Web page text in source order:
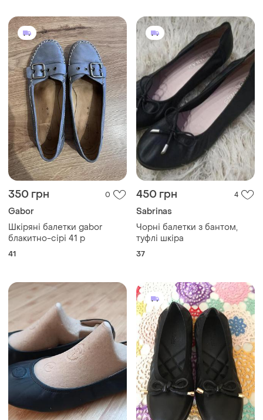
350 грн 0
Gabor
Шкіряні балетки gabor
блакитно-сірі 41 р
41
450 грн 4
Sabrinas
Чорні балетки з бантом,
туфлі шкіра
37